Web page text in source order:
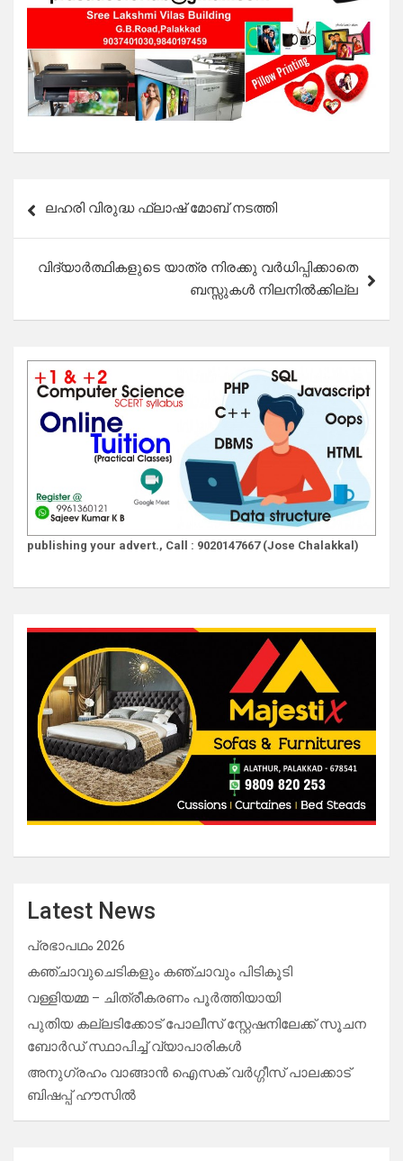
navigation
ലഹരി വിരുദ്ധ ഫ്ലാഷ് മോബ് നടത്തി
വിദ്യാർത്ഥികളുടെ യാത്ര നിരക്കു വർധിപ്പിക്കാതെ
ബസ്സുകൾ നിലനിൽക്കില്ല
publishing your advert., Call : 9020147667 (Jose Chalakkal)
Latest News
പ്രഭാപഥം 2026
കഞ്ചാവുചെടികളും കഞ്ചാവും പിടികൂടി
വള്ളിയമ്മ – ചിത്രീകരണം പൂർത്തിയായി
പുതിയ കല്ലടിക്കോട് പോലീസ് സ്റ്റേഷനിലേക്ക് സൂചന
ബോർഡ് സ്ഥാപിച്ച് വ്യാപാരികൾ
അനുഗ്രഹം വാങ്ങാൻ ഐസക് വര്‍ഗ്ഗീസ് പാലക്കാട്
ബിഷപ്പ് ഹൗസില്‍